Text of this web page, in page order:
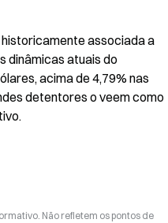
associada a
dinâmicas atuais do
acima de 4,79% nas
detentores o veem como
Não refletem os pontos de